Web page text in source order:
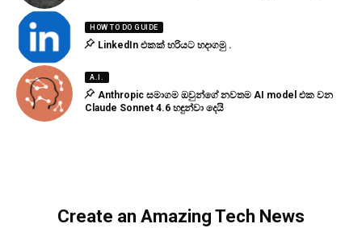
HOW TO DO GUIDE
LinkedIn එකක් හරියට හදාගමු .
A.I.
Anthropic සමාගම ඔවුන්ගේ නවතම AI model එක වන
Claude Sonnet 4.6 හඳුන්වා දෙයි
Create an Amazing Tech News